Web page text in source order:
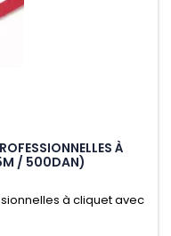
À
/ 500DAN)
à cliquet avec
simple et rapide